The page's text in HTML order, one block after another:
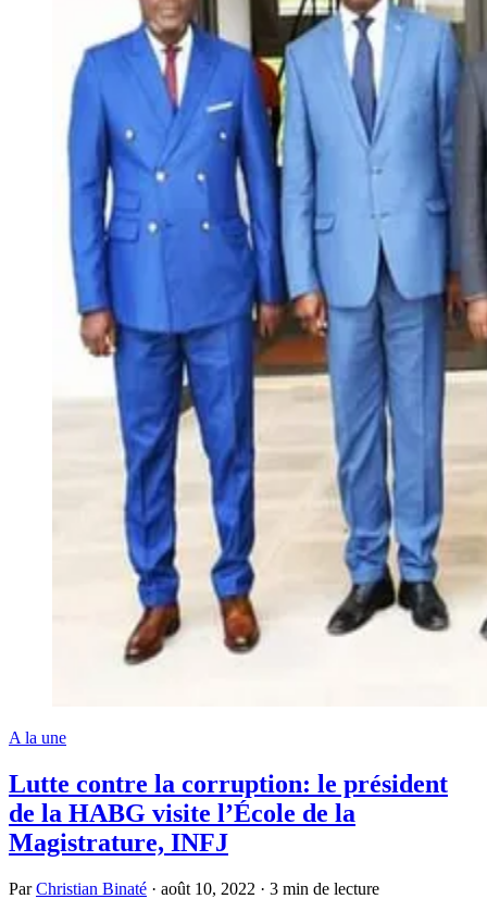
A la une
Lutte contre la corruption: le président
de la HABG visite l’École de la
Magistrature, INFJ
ParChristian Binaté · août 10, 2022 · 3 min de lecture